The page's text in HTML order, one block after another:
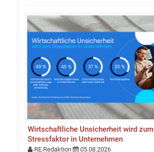
Wirtschaftliche Unsicherheit wird zum
Stressfaktor in Unternehmen
RE Redaktion 05.08.2026